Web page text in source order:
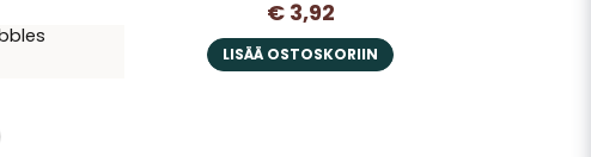
€ 3,92
LISÄÄ OSTOSKORIIN